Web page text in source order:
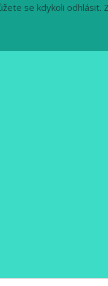
se kdykoli odhlásit.